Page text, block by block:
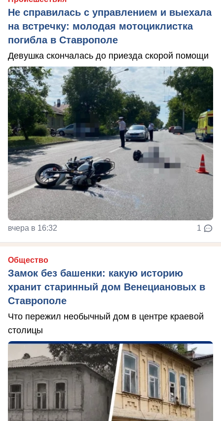
Не справилась с управлением и выехала
на встречку: молодая мотоциклистка
погибла в Ставрополе
Девушка скончалась до приезда скорой помощи
вчера в 16:32 1
Общество
Замок без башенки: какую историю
хранит старинный дом Венециановых в
Ставрополе
Что пережил необычный дом в центре краевой
столицы